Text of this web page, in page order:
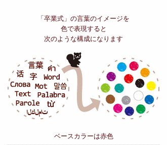
「卒業式」の言葉のイメージを
色で表現すると
次のような構成になります
ベースカラーは赤色